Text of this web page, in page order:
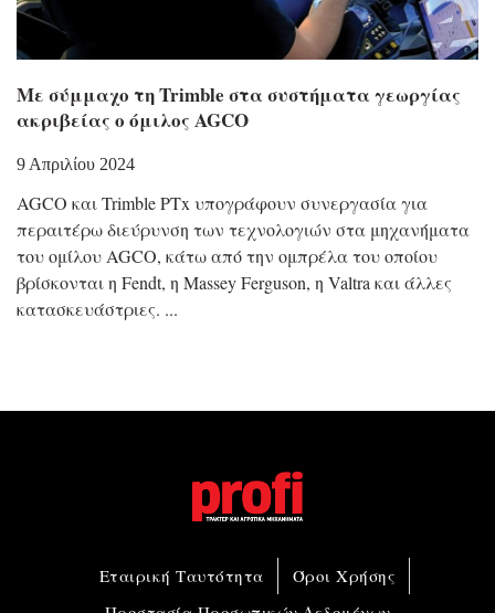
Με σύμμαχο τη Trimble στα συστήματα γεωργίας
ακριβείας ο όμιλος AGCO
9 Απριλίου 2024
AGCO και Trimble PTx υπογράφουν συνεργασία για
περαιτέρω διεύρυνση των τεχνολογιών στα μηχανήματα
του ομίλου AGCO, κάτω από την ομπρέλα του οποίου
βρίσκονται η Fendt, η Massey Ferguson, η Valtra και άλλες
κατασκευάστριες.
Εταιρική Ταυτότητα
Όροι Χρήσης